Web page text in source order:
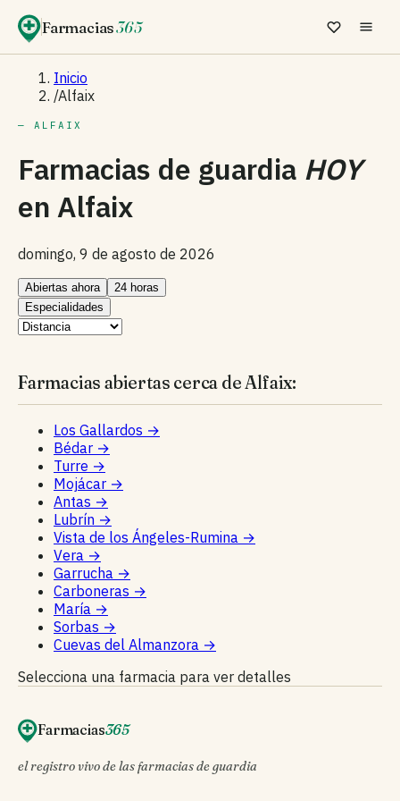
Farmacias365
Inicio
/Alfaix
— ALFAIX
Farmacias de guardia HOY
en Alfaix
domingo, 9 de agosto de 2026
Abiertas ahora
24 horas
Especialidades
Farmacias abiertas cerca de Alfaix:
Los Gallardos →
Bédar →
Turre →
Mojácar →
Antas →
Lubrín →
Vista de los Ángeles-Rumina →
Vera →
Garrucha →
Carboneras →
María →
Sorbas →
Cuevas del Almanzora →
Selecciona una farmacia para ver detalles
Farmacias365
el registro vivo de las farmacias de guardia